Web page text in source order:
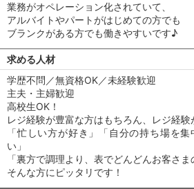
業務がオペレーション化されていて、
アルバイトやパートがはじめての方でも
ブランクがある方でも働きやすいです♪
求める人材
学歴不問／無資格OK／未経験歓迎
主夫・主婦歓迎
高校生OK！
レジ経験が豊富な方はもちろん、レジ経験
「忙しい方が好き」「自分の持ち場を
い」
「裏方で調理より、表でどんどんお客さま
そんな方にピッタリです！